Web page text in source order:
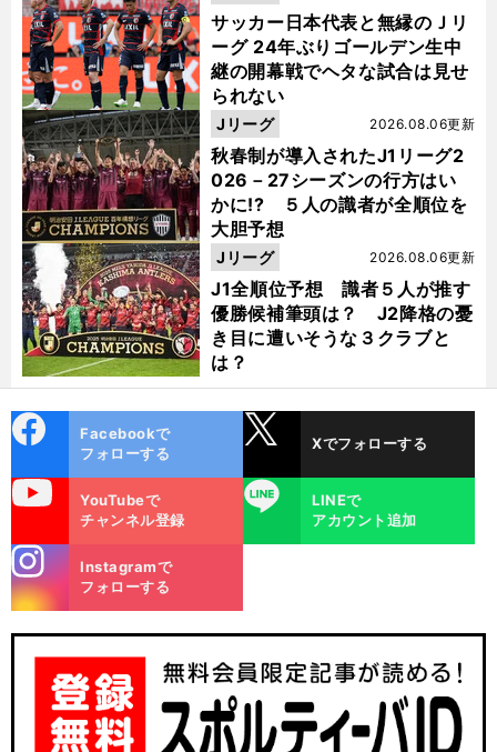
サッカー日本代表と無縁のＪリ
ーグ 24年ぶりゴールデン生中
継の開幕戦でヘタな試合は見せ
られない
秋春制が導入されたJ1リーグ2
026－27シーズンの行方はい
かに!? ５人の識者が全順位を
大胆予想
2026.08.06更新
Jリーグ
J1全順位予想 識者５人が推す
優勝候補筆頭は？ J2降格の憂
き目に遭いそうな３クラブと
は？
2026.08.06更新
Jリーグ
ok
Facebookで
フォローする
Xでフォローする
YouTubeで
チャンネル登録
LINE
LINEで
アカウント追加
m
Instagramで
フォローする